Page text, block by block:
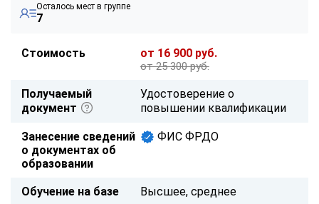
Осталось мест в группе
7
Стоимость от 16 900 руб.
от 25 300 руб.
Получаемый
документ
Удостоверение о
повышении квалификации
Занесение сведений
о документах об
образовании
ФИС ФРДО
Обучение на базе Высшее, среднее